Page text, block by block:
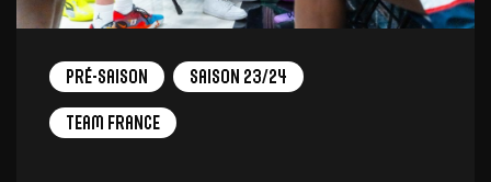
Pré-saison Saison 23/24
Team France